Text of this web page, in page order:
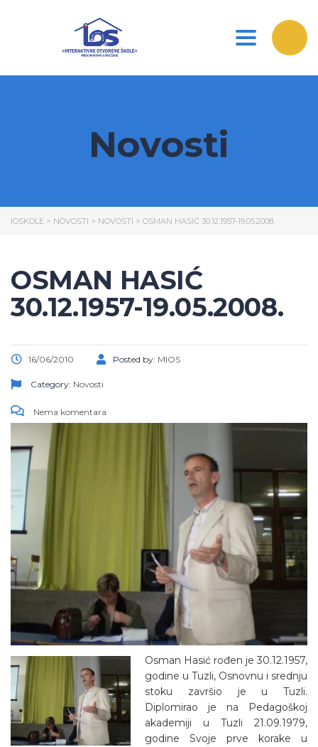
Toggle
Novosti
IOSKOLE > NOVOSTI > NOVOSTI > OSMAN HASIĆ 30.12.1957-19.05.2008.
OSMAN HASIĆ
30.12.1957-19.05.2008.
16/06/2010 Posted by: MIOS
Category: Novosti
Nema komentara
Osman Hasić rođen je 30.12.1957,
godine u Tuzli, Osnovnu i srednju
stoku završio je u Tuzli.
Diplomirao je na Pedagoškoj
akademiji u Tuzli 21.09.1979,
godine Svoje prve korake u